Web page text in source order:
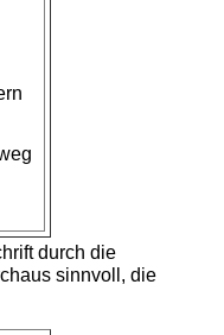
durch die
sinnvoll, die